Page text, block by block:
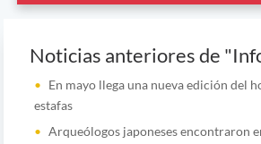
Noticias anteriores de
En mayo llega una nueva edición del
estafas
Arqueólogos japoneses encontraron